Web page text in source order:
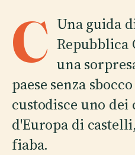
C Una guida
Repubblica
una
paese senza
custodisce uno
d'Europa di
fiaba.